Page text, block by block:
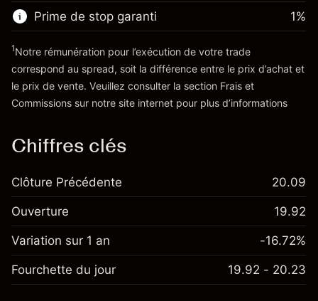
~$20,000.00
Valeur nominale avec effet de levier
Vers la plateforme
Prime de stop garanti
'Tarifs et Frais
1%
1Notre rémunération pour l’exécution de votre trade
correspond au spread, soit la différence entre le prix d’achat et
le prix de vente. Veuillez consulter la section Frais et
Commissions sur notre site internet pour plus d’informations
Chiffres clés
Clôture Précédente 20.09
Ouverture 19.92
Variation sur 1 an -16.72%
Fourchette du jour 19.92 - 20.23